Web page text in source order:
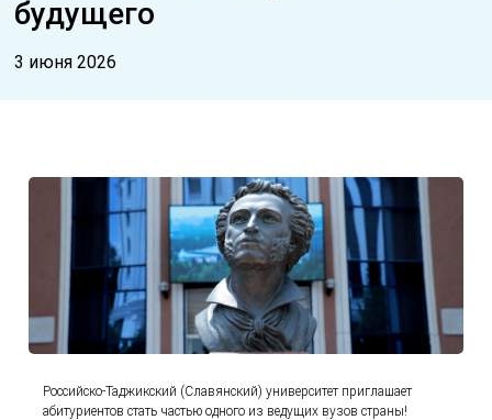
будущего
3 июня 2026
Российско-Таджикский (Славянский) университет приглашает
абитуриентов стать частью одного из ведущих вузов страны!